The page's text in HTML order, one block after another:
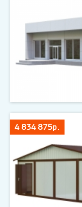
4 834 875р.